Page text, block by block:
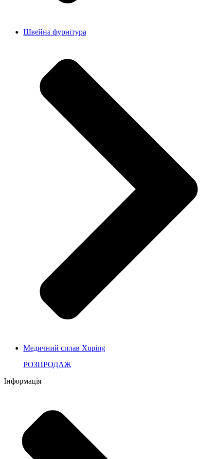
Швейна фурнітура
Медичний сплав Xuping
РОЗПРОДАЖ
Інформація